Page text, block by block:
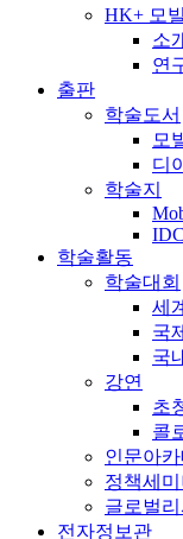
HK+ 모
소
연
출판
학술도서
모
디
학술지
학술활동
학술대회
세
국
국
강연
초
콜
인문아카
정책세
글로벌리
전자정보관